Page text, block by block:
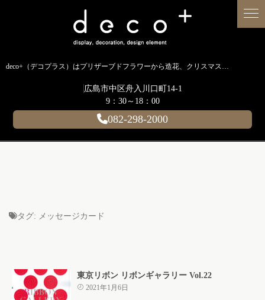
deco+（デコプラス）はプリザーブドフラワーから造花、クリスマス装飾、イルミネーションに至るまで扱う広島のディスプレイ専門ショップです。
広島市中区舟入川口町14-1
9：30～18：00
082-298-2000
タグ: メッセージカード
東京リボン リボンギャラリー Vol.22
2021年1月6日